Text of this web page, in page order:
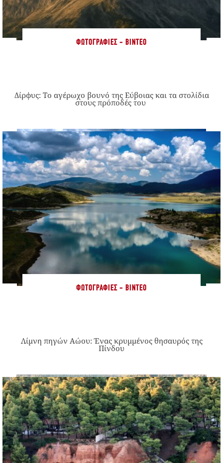
ΦΩΤΟΓΡΑΦΊΕΣ - ΒΊΝΤΕΟ
Δίρφυς: Το αγέρωχο βουνό της Εύβοιας και τα στολίδια
στους πρόποδές του
ΦΩΤΟΓΡΑΦΊΕΣ - ΒΊΝΤΕΟ
Λίμνη πηγών Αώου: Ένας κρυμμένος θησαυρός της
Πίνδου